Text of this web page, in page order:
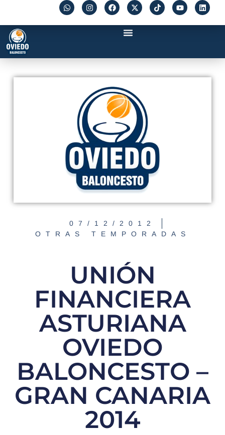
07/12/2012
OTRAS TEMPORADAS
UNIÓN
FINANCIERA
ASTURIANA
OVIEDO
BALONCESTO –
GRAN CANARIA
2014